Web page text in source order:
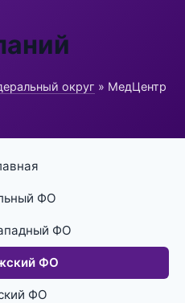
округ » МедЦентр
ФО
ФО
ФО
ФО